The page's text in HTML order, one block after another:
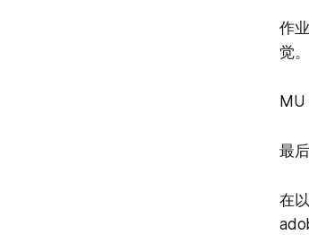
作
觉。
MU
最
在